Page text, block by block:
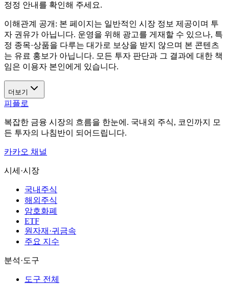
정정 안내를 확인해 주세요.
이해관계 공개: 본 페이지는 일반적인 시장 정보 제공이며 투
자 권유가 아닙니다. 운영을 위해 광고를 게재할 수 있으나, 특
정 종목·상품을 다루는 대가로 보상을 받지 않으며 본 콘텐츠
는 유료 홍보가 아닙니다. 모든 투자 판단과 그 결과에 대한 책
임은 이용자 본인에게 있습니다.
더보기
피플로
복잡한 금융 시장의 흐름을 한눈에. 국내외 주식, 코인까지 모
든 투자의 나침반이 되어드립니다.
카카오 채널
시세·시장
국내주식
해외주식
암호화폐
ETF
원자재·귀금속
주요 지수
분석·도구
도구 전체